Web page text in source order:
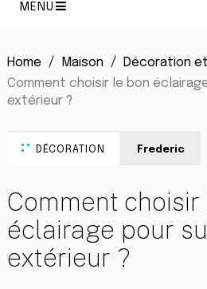
MENU
Home Maison
Décoration
Comment choisir le bon
extérieur ?
DÉCORATION Frederic
Comment choisir
éclairage pour
extérieur ?